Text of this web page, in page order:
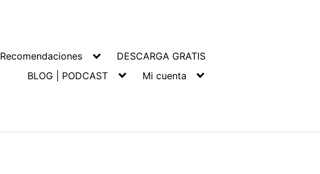
Recomendaciones
DESCARGA GRATIS
BLOG | PODCAST
Mi cuenta